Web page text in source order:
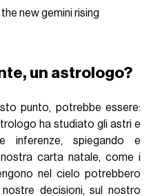
new gemini rising
un astrologo?
punto, potrebbe essere:
ha studiato gli astri e
spiegando e
carta natale, come i
nel cielo potrebbero
decisioni, sul nostro